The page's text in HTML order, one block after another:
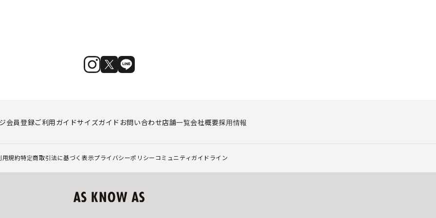
会員登録ご利用ガイドサイズガイド お問い合わせ店舗一覧会社概要採用情報
用規約特定商取引法に基づく表示プライバシーポリシー コミュニティガイドライン